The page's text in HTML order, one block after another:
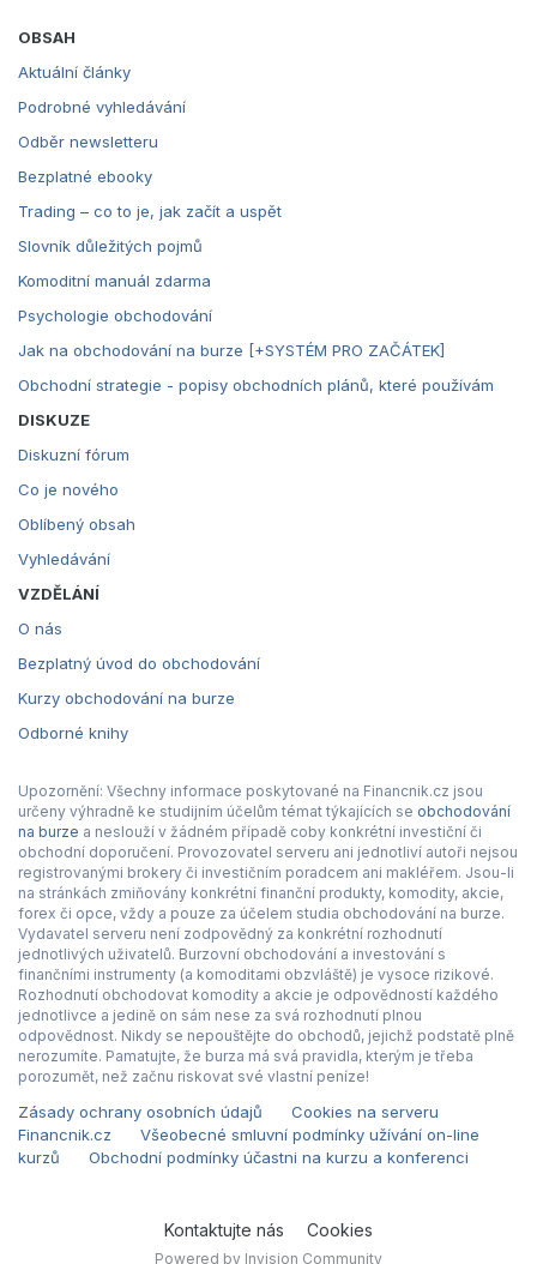
OBSAH
Aktuální články
Podrobné vyhledávání
Odběr newsletteru
Bezplatné ebooky
Trading – co to je, jak začít a uspět
Slovník důležitých pojmů
Komoditní manuál zdarma
Psychologie obchodování
Jak na obchodování na burze [+SYSTÉM PRO ZAČÁTEK]
Obchodní strategie - popisy obchodních plánů, které používám
DISKUZE
Diskuzní fórum
Co je nového
Oblíbený obsah
Vyhledávání
VZDĚLÁNÍ
O nás
Bezplatný úvod do obchodování
Kurzy obchodování na burze
Odborné knihy
Upozornění: Všechny informace poskytované na Financnik.cz jsou
určeny výhradně ke studijním účelům témat týkajících se obchodování
na burze a neslouží v žádném případě coby konkrétní investiční či
obchodní doporučení. Provozovatel serveru ani jednotliví autoři nejsou
registrovanými brokery či investičním poradcem ani makléřem. Jsou-li
na stránkách zmiňovány konkrétní finanční produkty, komodity, akcie,
forex či opce, vždy a pouze za účelem studia obchodování na burze.
Vydavatel serveru není zodpovědný za konkrétní rozhodnutí
jednotlivých uživatelů. Burzovní obchodování a investování s
finančními instrumenty (a komoditami obzvláště) je vysoce rizikové.
Rozhodnutí obchodovat komodity a akcie je odpovědností každého
jednotlivce a jedině on sám nese za svá rozhodnutí plnou
odpovědnost. Nikdy se nepouštějte do obchodů, jejichž podstatě plně
nerozumíte. Pamatujte, že burza má svá pravidla, kterým je třeba
porozumět, než začnu riskovat své vlastní peníze!
Zásady ochrany osobních údajů
Cookies na serveru
Financnik.cz
Všeobecné smluvní podmínky užívání on-line
kurzů
Obchodní podmínky účastni na kurzu a konferenci
Kontaktujte nás Cookies
Powered by Invision Community